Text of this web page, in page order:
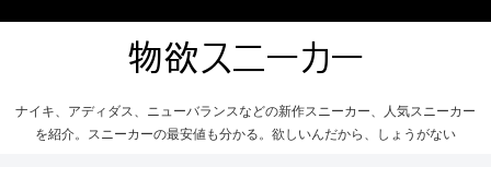
ナイキ、アディダス、ニューバランスなどの新作スニーカー、人気スニーカー
を紹介。スニーカーの最安値も分かる。欲しいんだから、しょうがない